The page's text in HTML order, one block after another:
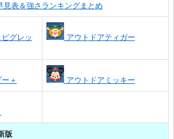
見表＆強さランキングまとめ
グレッ
アウトドアティガー
＋ アウトドアミッキー
版